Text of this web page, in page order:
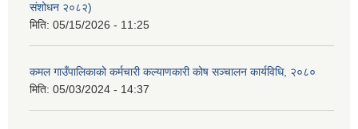
संशोधन २०८२)
मिति: 05/15/2026 - 11:25
कमल गाउँपालिकाको कर्मचारी कल्याणकारी कोष सञ्चालन कार्यविधि, २०८०
मिति: 05/03/2024 - 14:37